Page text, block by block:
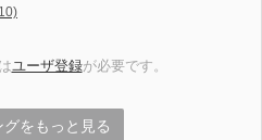
ユーザ登録が必要です。
グをもっと見る